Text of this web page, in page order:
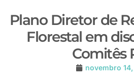
Plano Diretor de
Florestal em
Comitês
novembro